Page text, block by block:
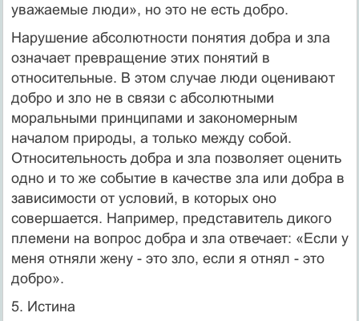
уважаемые люди», но это не есть добро.
Нарушение абсолютности понятия добра и зла
означает превращение этих понятий в
относительные. В этом случае люди оценивают
добро и зло не в связи с абсолютными
моральными принципами и закономерным
началом природы, а только между собой.
Относительность добра и зла позволяет оценить
одно и то же событие в качестве зла или добра в
зависимости от условий, в которых оно
совершается. Например, представитель дикого
племени на вопрос добра и зла отвечает: «Если у
меня отняли жену - это зло, если я отнял - это
добро».
5. Истина